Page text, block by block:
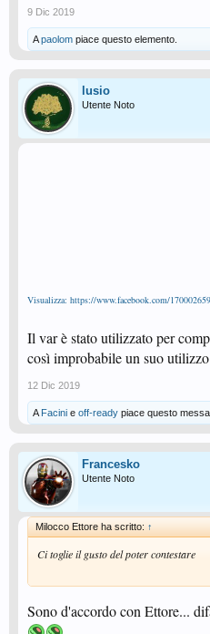
9 Dic 2019
Apaolom piace questo elemento.
lusio
Utente Noto
Visualizza: https://www.facebook.com/
Il var è stato utilizzato per
così improbabile un suo
12 Dic 2019
A Facini e off-ready piace questo
Francesko
Utente Noto
Milocco Ettore ha scritto: ↑
Ci toglie il gusto del poter contestare
Sono d'accordo con Ettore...